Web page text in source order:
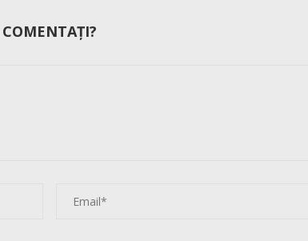
COMENTAȚI?